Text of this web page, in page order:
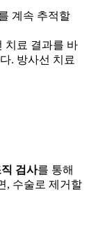
계속 추적할
치료 결과를 바
. 방사선 치료
검사를 통해
, 수술로 제거할